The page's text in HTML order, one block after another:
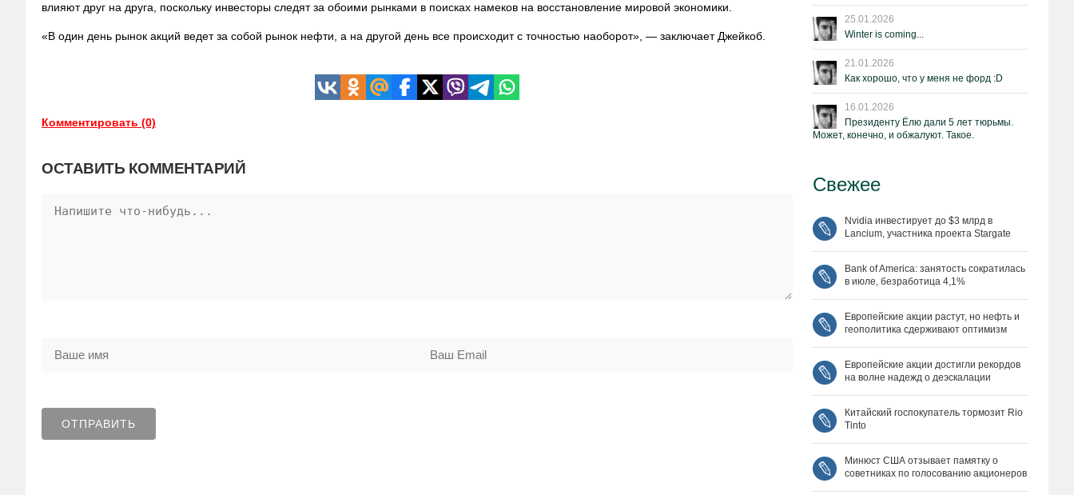
влияют друг на друга, поскольку инвесторы следят за обоими рынками в поисках намеков на восстановление мировой экономики.
«В один день рынок акций ведет за собой рынок нефти, а на другой день все происходит с точностью наоборот», — заключает Джейкоб.
Комментировать (0)
ОСТАВИТЬ КОММЕНТАРИЙ
25.01.2026
Winter is coming...
21.01.2026
Как хорошо, что у меня не форд :D
16.01.2026
Президенту Ёлю дали 5 лет тюрьмы.
Может, конечно, и обжалуют. Такое.
Свежее
Nvidia инвестирует до $3 млрд в
Lancium, участника проекта Stargate
Bank of America: занятость сократилась
в июле, безработица 4,1%
Европейские акции растут, но нефть и
геополитика сдерживают оптимизм
Европейские акции достигли рекордов
на волне надежд о деэскалации
Китайский госпокупатель тормозит Rio
Tinto
Минюст США отзывает памятку о
советниках по голосованию акционеров